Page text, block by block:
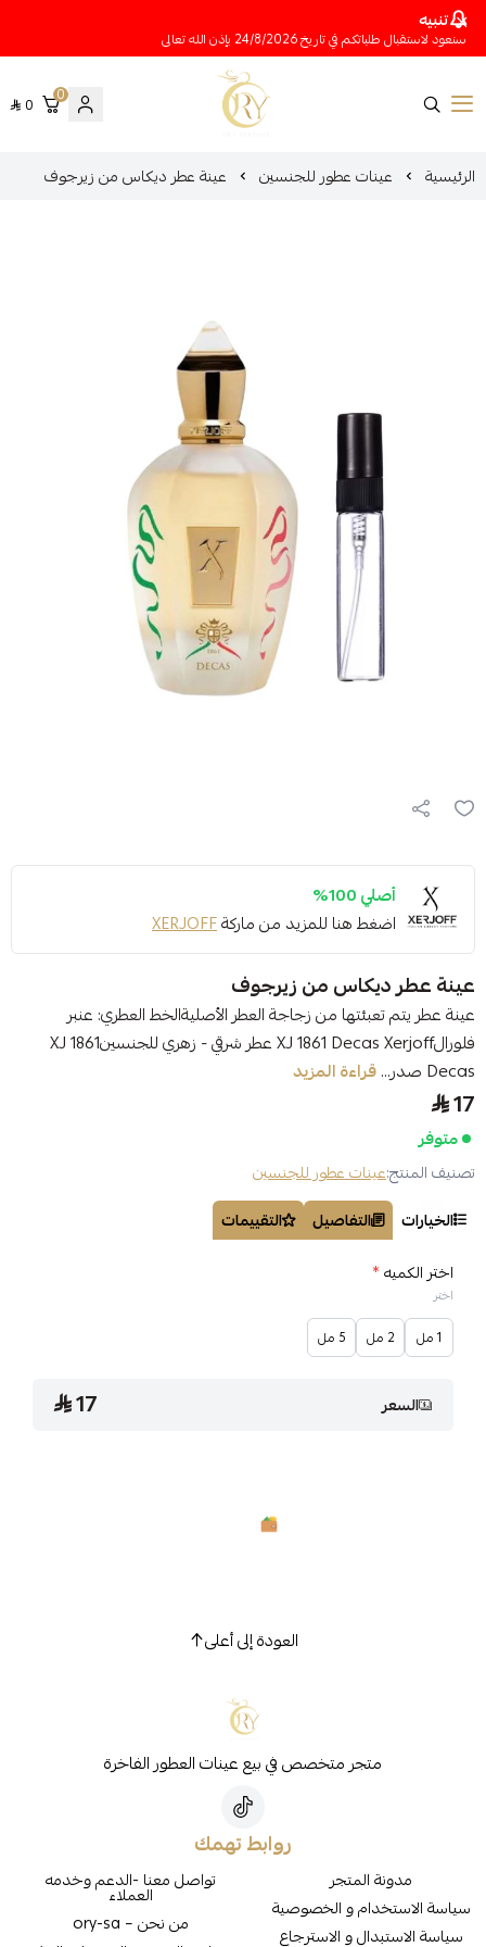
تنبيه
سنعود لاستقبال طلباتكم في تاريخ 24/8/2026 بإذن الله تعالى
متجر عينات عطور أوري
0
0
الرئيسية عينات عطور للجنسين عينة عطر ديكاس من زيرجوف
أصلي 100%
اضغط هنا للمزيد من ماركةXERJOFF
عينة عطر ديكاس من زيرجوف
عينة عطر يتم تعبئتها من زجاجة العطر الأصليةالخط العطري: عنبر
فلورالXJ 1861 Decas Xerjoff عطر شرقي - زهري للجنسينXJ 1861
Decas صدر...
قراءة المزيد
17
متوفر
تصنيف المنتج:عينات عطور للجنسين
الخيارات
التفاصيل
التقييمات
اختر الكميه*
اختر
1 مل 2 مل 5 مل
السعر 17
العودة إلى أعلى
متجر متخصص في بيع عينات العطور الفاخرة
روابط تهمك
مدونة المتجر
سياسة الاستخدام و الخصوصية
سياسة الاستبدال و الاسترجاع
تواصل معنا -الدعم وخدمه
العملاء
من نحن – ory-sa